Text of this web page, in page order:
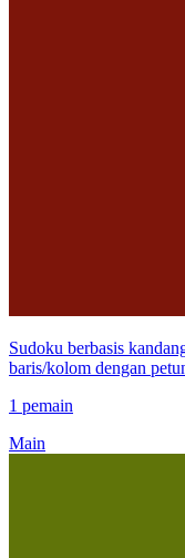
Sudoku berbasis
baris/kolom dengan
1 pemain
Main